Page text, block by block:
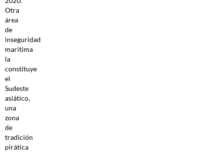
Otra
área
de
inseguridad
marítima
la
constituye
el
Sudeste
asiático,
una
zona
de
tradición
pirática